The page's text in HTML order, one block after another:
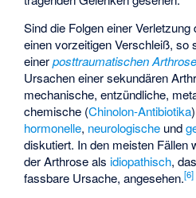
Sind die Folgen einer
einen vorzeitigen Verschleiß, so
einerposttraumatischen Arthrose
Ursachen einer sekundären
mechanische, entzündliche,
chemische (Chinolon-Antibiotika
hormonelle, neurologische und
diskutiert. In den meisten Fällen
der Arthrose als idiopathisch,
fassbare Ursache, angesehen.[6]